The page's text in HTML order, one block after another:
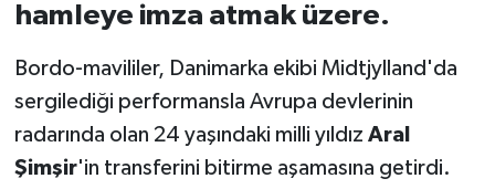
hamleye imza atmak üzere.
Bordo-mavililer, Danimarka ekibi Midtjylland'da
sergilediği performansla Avrupa devlerinin
radarında olan 24 yaşındaki milli yıldız Aral
Şimşir'in transferini bitirme aşamasına getirdi.
Kepsut
KÜLTÜR-SANAT
MAGAZİN